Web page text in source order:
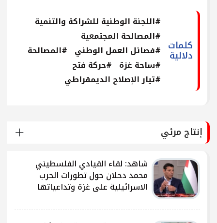
كلمات
دلالية
#اللجنة الوطنية للشراكة والتنمية
#المصالحة المجتمعية
#فصائل العمل الوطني #المصالحة
#ساحة غزة #حركة فتح
#تيار الإصلاح الديمقراطي
إنتاج مرئي
شاهد: لقاء القيادي الفلسطيني
محمد دحلان حول تطورات الحرب
الاسرائيلية على غزة وتداعياتها